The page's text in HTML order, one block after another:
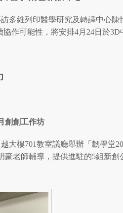
多維列印醫學研究及轉譯中心
作可能性，將安排4月24日於3D
創創工作坊
大樓701教室議廳舉辦「韌學堂
豪老師輔導，提供進駐的5組新創